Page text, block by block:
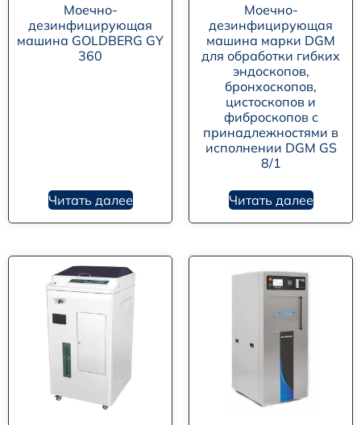
Моечно-
дезинфицирующая
машина GOLDBERG GY
360
Читать далее
Моечно-
дезинфицирующая
машина марки DGM
для обработки гибких
эндоскопов,
бронхоскопов,
цистоскопов и
фиброскопов с
принадлежностями в
исполнении DGM GS
8/1
Читать далее